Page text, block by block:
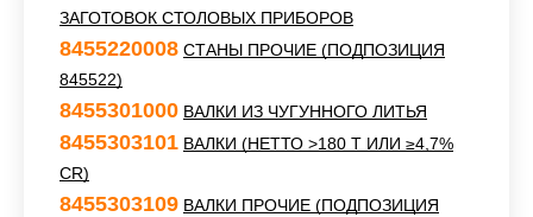
ЗАГОТОВОК СТОЛОВЫХ ПРИБОРОВ
8455220008 СТАНЫ ПРОЧИЕ (ПОДПОЗИЦИЯ
845522)
8455301000 ВАЛКИ ИЗ ЧУГУННОГО ЛИТЬЯ
8455303101 ВАЛКИ (НЕТТО >180 Т ИЛИ ≥4,7%
CR)
8455303109 ВАЛКИ ПРОЧИЕ (ПОДПОЗИЦИЯ